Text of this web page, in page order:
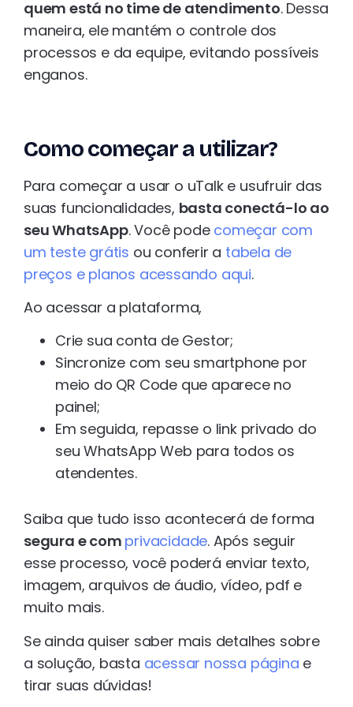
quem está no time de atendimento. Dessa
maneira, ele mantém o controle dos
processos e da equipe, evitando possíveis
enganos.
Como começar a utilizar?
Para começar a usar o uTalk e usufruir das
suas funcionalidades, basta conectá-lo ao
seu WhatsApp. Você pode começar com
um teste grátis ou conferir a tabela de
preços e planos acessando aqui.
Ao acessar a plataforma,
Crie sua conta de Gestor;
Sincronize com seu smartphone por
meio do QR Code que aparece no
painel;
Em seguida, repasse o link privado do
seu WhatsApp Web para todos os
atendentes.
Saiba que tudo isso acontecerá de forma
segura e com privacidade. Após seguir
esse processo, você poderá enviar texto,
imagem, arquivos de áudio, vídeo, pdf e
muito mais.
Se ainda quiser saber mais detalhes sobre
a solução, basta acessar nossa página e
tirar suas dúvidas!